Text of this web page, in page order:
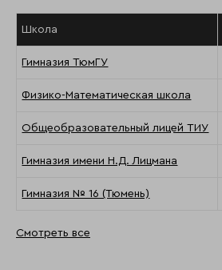
Школа
Гимназия ТюмГУ
Физико-Математическая школа
Общеобразовательный лицей ТИУ
Гимназия имени Н.Д. Лицмана
Гимназия № 16 (Тюмень)
Смотреть все